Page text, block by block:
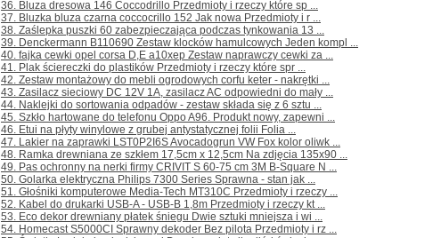
36. Bluza dresowa 146 Coccodrillo Przedmioty i rzeczy które sp ...
37. Bluzka bluza czarna coccocrillo 152 Jak nowa Przedmioty i r ...
38. Zaślepka puszki 60 zabezpieczająca podczas tynkowania 13 ...
39. Denckermann B110690 Zestaw klocków hamulcowych Jeden kompl ...
40. fajka cewki opel corsa D,E a10xep Zestaw naprawczy cewki za ...
41. Plak ściereczki do plastików Przedmioty i rzeczy które spr ...
42. Zestaw montażowy do mebli ogrodowych corfu keter - nakrętki ...
43. Zasilacz sieciowy DC 12V 1A, zasilacz AC odpowiedni do mały ...
44. Naklejki do sortowania odpadów - zestaw składa się z 6 sztu ...
45. Szkło hartowane do telefonu Oppo A96. Produkt nowy, zapewni ...
46. Etui na płyty winylowe z grubej antystatycznej folii Folia ...
47. Lakier na zaprawki LST0P2I6S Avocadogrun VW Fox kolor oliwk ...
48. Ramka drewniana ze szkłem 17,5cm x 12,5cm Na zdjęcia 135x90 ...
49. Pas ochronny na nerki firmy CRIVIT S 60-75 cm 3M B-Square N ...
50. Golarka elektryczna Philips 7300 Series Sprawna - stan jak ...
51. Głośniki komputerowe Media-Tech MT310C Przedmioty i rzeczy ...
52. Kabel do drukarki USB-A - USB-B 1,8m Przedmioty i rzeczy kt ...
53. Eco dekor drewniany płatek śniegu Dwie sztuki mniejsza i wi ...
54. Homecast S5000CI Sprawny dekoder Bez pilota Przedmioty i rz ...